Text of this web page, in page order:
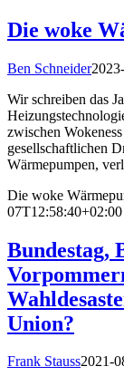
Die woke
Ben Schneider
Wir schreiben das
zwischen
gesellschaftlichen
Wärmepumpen,
Die woke
07T12:58:40+02:00
Bundestag,
Union?
Frank Stauss2021-